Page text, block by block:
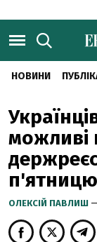
НОВИНИ
можливі
ОЛЕКСІЙ ПАВЛИШ